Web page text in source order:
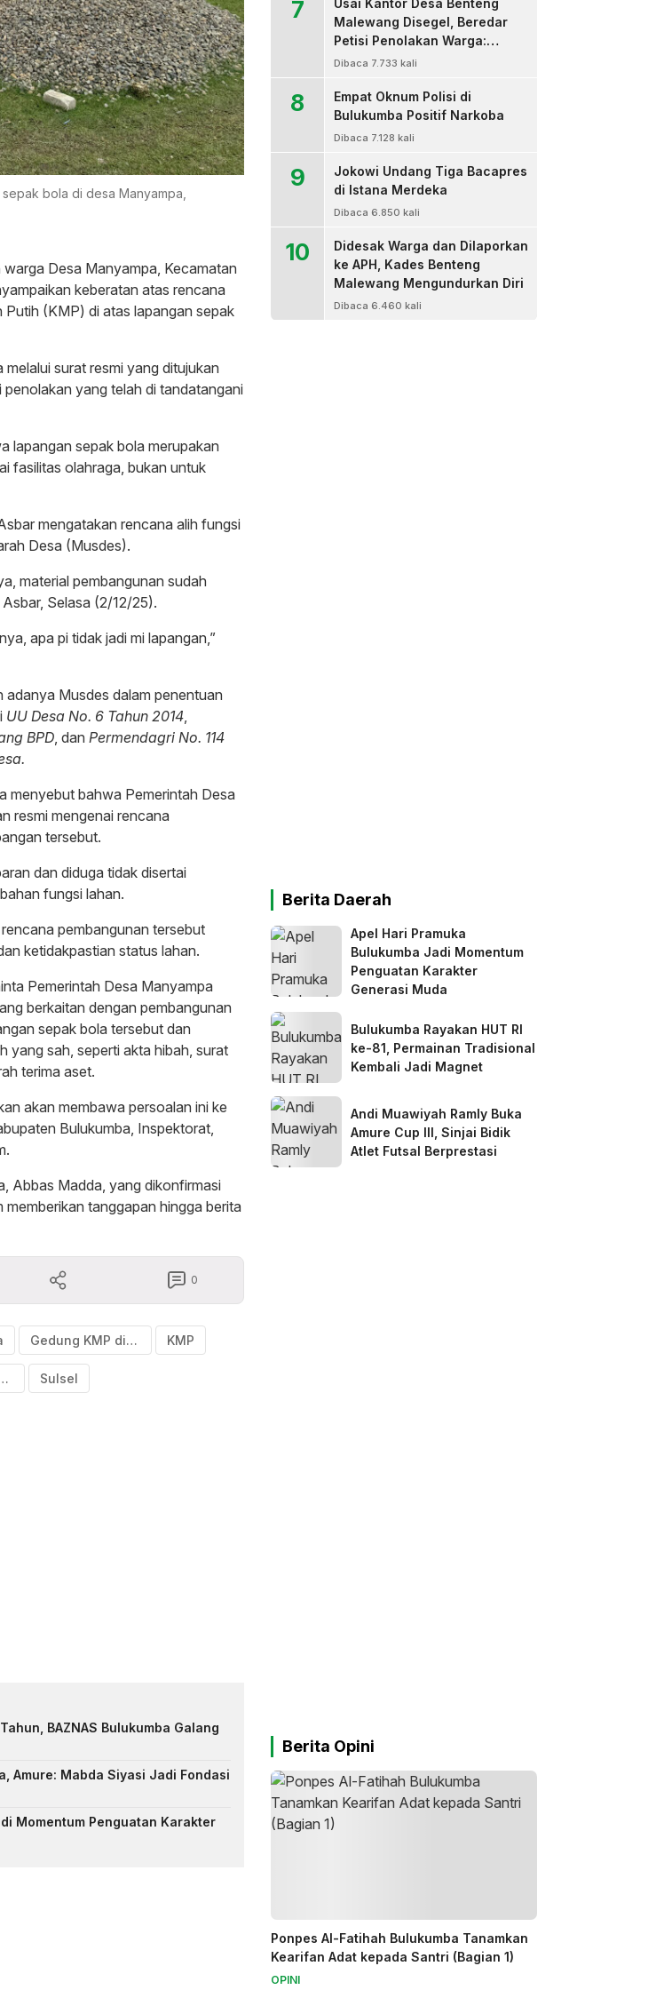
bola di desa Manyampa,
warga Desa Manyampa, Kecamatan
keberatan atas rencana
(KMP) di atas lapangan sepak
surat resmi yang ditujukan
yang telah di tandatangani
lapangan sepak bola merupakan
fasilitas olahraga, bukan untuk
mengatakan rencana alih fungsi
Desa (Musdes).
material pembangunan sudah
Selasa (2/12/25).
apa pi tidak jadi mi lapangan,”
Musdes dalam penentuan
UU Desa No. 6 Tahun 2014
BPD , dan Permendagri No. 114
menyebut bahwa Pemerintah Desa
resmi mengenai rencana
tersebut.
dan diduga tidak disertai
fungsi lahan.
pembangunan tersebut
ketidakpastian status lahan.
Pemerintah Desa Manyampa
berkaitan dengan pembangunan
sepak bola tersebut dan
yang sah, seperti akta hibah, surat
terima aset.
akan membawa persoalan ini ke
Bulukumba, Inspektorat,
Abbas Madda, yang dikonfirmasi
tanggapan hingga berita
0
Gedung KMP didirikan diatas lapangan sepak bola KMP
Merah Putih ditolak warga Sulsel
BAZNAS Bulukumba Galang
Amure: Mabda Siyasi Jadi Fondasi
Momentum Penguatan Karakter
7
Usai Kantor Desa Benteng
Malewang Disegel, Beredar
Petisi Penolakan Warga:
Sekretaris Hingga BPD Turut
Dibaca 7.733 kali
8
Empat Oknum Polisi di
Bulukumba Positif Narkoba
Dibaca 7.128 kali
9
Jokowi Undang Tiga Bacapres
di Istana Merdeka
Dibaca 6.850 kali
10
Didesak Warga dan Dilaporkan
ke APH, Kades Benteng
Malewang Mengundurkan Diri
Dibaca 6.460 kali
Berita Daerah
Apel Hari Pramuka
Bulukumba Jadi Momentum
Penguatan Karakter
Generasi Muda
Bulukumba Rayakan HUT RI
ke-81, Permainan Tradisional
Kembali Jadi Magnet
Andi Muawiyah Ramly Buka
Amure Cup III, Sinjai Bidik
Atlet Futsal Berprestasi
Berita Opini
Ponpes Al-Fatihah Bulukumba Tanamkan
Kearifan Adat kepada Santri (Bagian 1)
OPINI